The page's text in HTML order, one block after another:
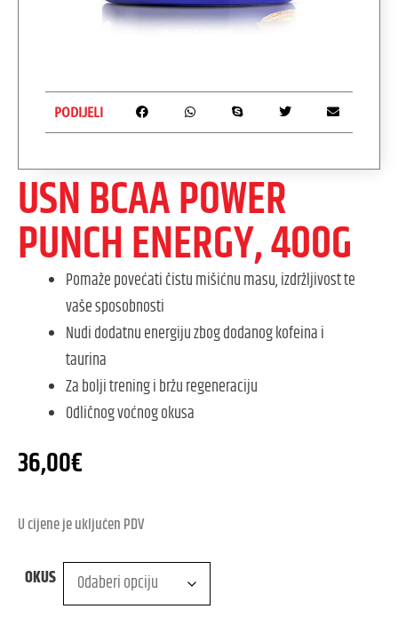
USN BCAA POWER
PUNCH ENERGY, 400G
Pomaže povećati čistu mišićnu masu, izdržljivost te
vaše sposobnosti
Nudi dodatnu energiju zbog dodanog kofeina i
taurina
Za bolji trening i bržu regeneraciju
Odličnog voćnog okusa
36,00€
U cijene je uključen PDV
OKUS
PODIJELI